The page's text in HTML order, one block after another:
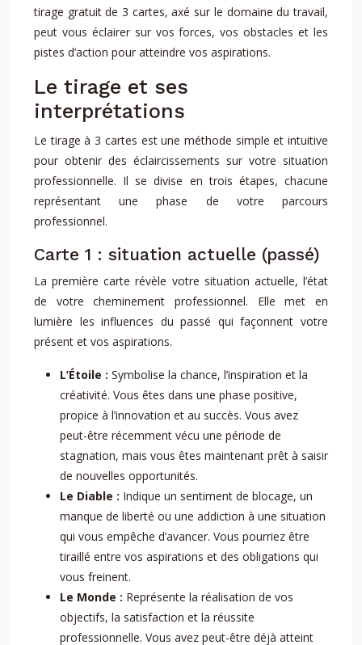
tirage gratuit de 3 cartes, axé sur le domaine du travail,
peut vous éclairer sur vos forces, vos obstacles et les
pistes d’action pour atteindre vos aspirations.
Le tirage et ses
interprétations
Le tirage à 3 cartes est une méthode simple et intuitive
pour obtenir des éclaircissements sur votre situation
professionnelle. Il se divise en trois étapes, chacune
représentant une phase de votre parcours
professionnel.
Carte 1 : situation actuelle (passé)
La première carte révèle votre situation actuelle, l’état
de votre cheminement professionnel. Elle met en
lumière les influences du passé qui façonnent votre
présent et vos aspirations.
L’Étoile : Symbolise la chance, l’inspiration et la
créativité. Vous êtes dans une phase positive,
propice à l’innovation et au succès. Vous avez
peut-être récemment vécu une période de
stagnation, mais vous êtes maintenant prêt à saisir
de nouvelles opportunités.
Le Diable : Indique un sentiment de blocage, un
manque de liberté ou une addiction à une situation
qui vous empêche d’avancer. Vous pourriez être
tiraillé entre vos aspirations et des obligations qui
vous freinent.
Le Monde : Représente la réalisation de vos
objectifs, la satisfaction et la réussite
professionnelle. Vous avez peut-être déjà atteint